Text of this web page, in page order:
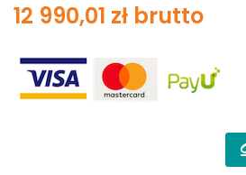
12 990,01 zł brutto